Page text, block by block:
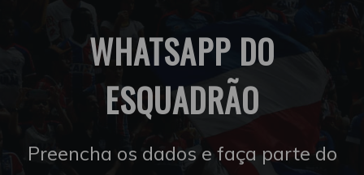
WHATSAPP DO
ESQUADRÃO
Preencha os dados e faça parte do